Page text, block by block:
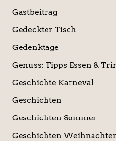
Gastbeitrag
Gedeckter Tisch
Gedenktage
Genuss: Tipps Essen &
Geschichte Karneval
Geschichten
Geschichten Sommer
Geschichten